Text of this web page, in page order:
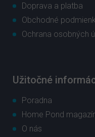
Doprava a platba
Obchodné
Ochrana osobných
Užitočné
Poradna
Home Pond
O nás